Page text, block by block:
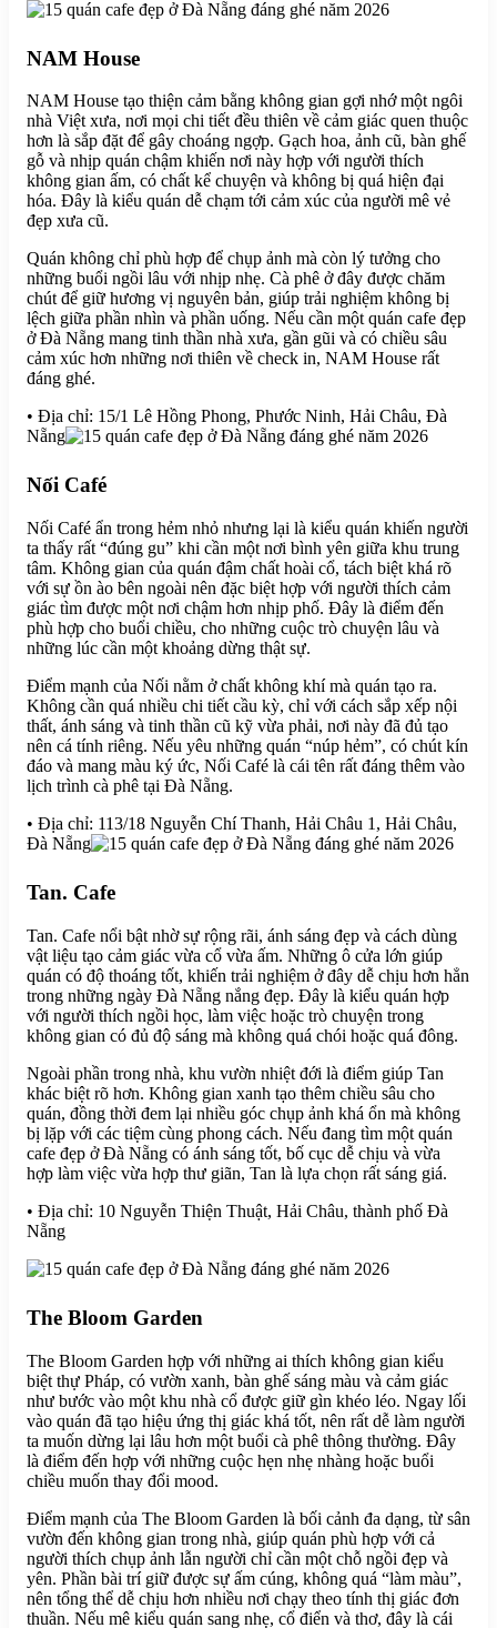
NAM House
NAM House tạo thiện cảm bằng không gian gợi nhớ một ngôi
nhà Việt xưa, nơi mọi chi tiết đều thiên về cảm giác quen thuộc
hơn là sắp đặt để gây choáng ngợp. Gạch hoa, ảnh cũ, bàn ghế
gỗ và nhịp quán chậm khiến nơi này hợp với người thích
không gian ấm, có chất kể chuyện và không bị quá hiện đại
hóa. Đây là kiểu quán dễ chạm tới cảm xúc của người mê vẻ
đẹp xưa cũ.
Quán không chỉ phù hợp để chụp ảnh mà còn lý tưởng cho
những buổi ngồi lâu với nhịp nhẹ. Cà phê ở đây được chăm
chút để giữ hương vị nguyên bản, giúp trải nghiệm không bị
lệch giữa phần nhìn và phần uống. Nếu cần một quán cafe đẹp
ở Đà Nẵng mang tinh thần nhà xưa, gần gũi và có chiều sâu
cảm xúc hơn những nơi thiên về check in, NAM House rất
đáng ghé.
• Địa chỉ: 15/1 Lê Hồng Phong, Phước Ninh, Hải Châu, Đà
Nẵng
Nối Café
Nối Café ẩn trong hẻm nhỏ nhưng lại là kiểu quán khiến người
ta thấy rất “đúng gu” khi cần một nơi bình yên giữa khu trung
tâm. Không gian của quán đậm chất hoài cổ, tách biệt khá rõ
với sự ồn ào bên ngoài nên đặc biệt hợp với người thích cảm
giác tìm được một nơi chậm hơn nhịp phố. Đây là điểm đến
phù hợp cho buổi chiều, cho những cuộc trò chuyện lâu và
những lúc cần một khoảng dừng thật sự.
Điểm mạnh của Nối nằm ở chất không khí mà quán tạo ra.
Không cần quá nhiều chi tiết cầu kỳ, chỉ với cách sắp xếp nội
thất, ánh sáng và tinh thần cũ kỹ vừa phải, nơi này đã đủ tạo
nên cá tính riêng. Nếu yêu những quán “núp hẻm”, có chút kín
đáo và mang màu ký ức, Nối Café là cái tên rất đáng thêm vào
lịch trình cà phê tại Đà Nẵng.
• Địa chỉ: 113/18 Nguyễn Chí Thanh, Hải Châu 1, Hải Châu,
Đà Nẵng
Tan. Cafe
Tan. Cafe nổi bật nhờ sự rộng rãi, ánh sáng đẹp và cách dùng
vật liệu tạo cảm giác vừa cổ vừa ấm. Những ô cửa lớn giúp
quán có độ thoáng tốt, khiến trải nghiệm ở đây dễ chịu hơn hẳn
trong những ngày Đà Nẵng nắng đẹp. Đây là kiểu quán hợp
với người thích ngồi học, làm việc hoặc trò chuyện trong
không gian có đủ độ sáng mà không quá chói hoặc quá đông.
Ngoài phần trong nhà, khu vườn nhiệt đới là điểm giúp Tan
khác biệt rõ hơn. Không gian xanh tạo thêm chiều sâu cho
quán, đồng thời đem lại nhiều góc chụp ảnh khá ổn mà không
bị lặp với các tiệm cùng phong cách. Nếu đang tìm một quán
cafe đẹp ở Đà Nẵng có ánh sáng tốt, bố cục dễ chịu và vừa
hợp làm việc vừa hợp thư giãn, Tan là lựa chọn rất sáng giá.
• Địa chỉ: 10 Nguyễn Thiện Thuật, Hải Châu, thành phố Đà
Nẵng
The Bloom Garden
The Bloom Garden hợp với những ai thích không gian kiểu
biệt thự Pháp, có vườn xanh, bàn ghế sáng màu và cảm giác
như bước vào một khu nhà cổ được giữ gìn khéo léo. Ngay lối
vào quán đã tạo hiệu ứng thị giác khá tốt, nên rất dễ làm người
ta muốn dừng lại lâu hơn một buổi cà phê thông thường. Đây
là điểm đến hợp với những cuộc hẹn nhẹ nhàng hoặc buổi
chiều muốn thay đổi mood.
Điểm mạnh của The Bloom Garden là bối cảnh đa dạng, từ sân
vườn đến không gian trong nhà, giúp quán phù hợp với cả
người thích chụp ảnh lẫn người chỉ cần một chỗ ngồi đẹp và
yên. Phần bài trí giữ được sự ấm cúng, không quá “làm màu”,
nên tổng thể dễ chịu hơn nhiều nơi chạy theo tính thị giác đơn
thuần. Nếu mê kiểu quán sang nhẹ, cổ điển và thơ, đây là cái